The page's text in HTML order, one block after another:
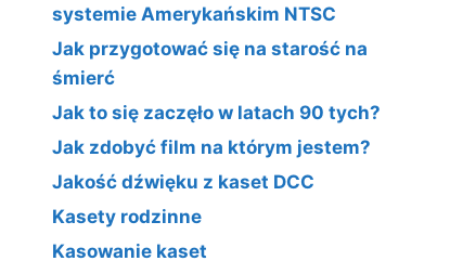
systemie Amerykańskim NTSC
Jak przygotować się na starość na
śmierć
Jak to się zaczęło w latach 90 tych?
Jak zdobyć film na którym jestem?
Jakość dźwięku z kaset DCC
Kasety rodzinne
Kasowanie kaset